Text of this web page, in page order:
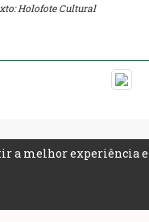
Holofote Cultural
melhor experiência